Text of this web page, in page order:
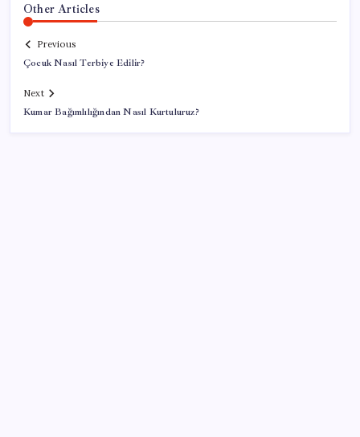
Other Articles
Previous
Çocuk Nasıl Terbiye Edilir?
Next
Kumar Bağımlılığından Nasıl Kurtuluruz?